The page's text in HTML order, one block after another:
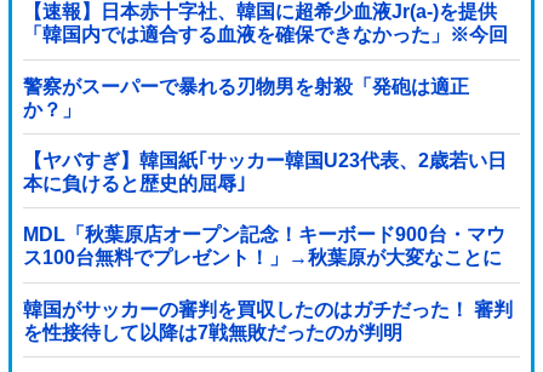
【速報】日本赤十字社、韓国に超希少血液Jr(a-)を提供
「韓国内では適合する血液を確保できなかった」※今回
で4回目
警察がスーパーで暴れる刃物男を射殺「発砲は適正
か？」
【ヤバすぎ】韓国紙｢サッカー韓国U23代表、2歳若い日
本に負けると歴史的屈辱｣
MDL「秋葉原店オープン記念！キーボード900台・マウ
ス100台無料でプレゼント！」→秋葉原が大変なことに
なってしまう
韓国がサッカーの審判を買収したのはガチだった！ 審判
を性接待して以降は7戦無敗だったのが判明